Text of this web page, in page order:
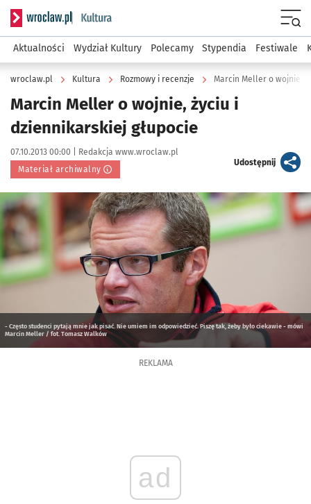
Serwis informacyjny wroclaw.pl podserwis: Kultura
Aktualności Wydział Kultury Polecamy Stypendia Festiwale
wroclaw.pl Kultura Rozmowy i recenzje Marcin Meller o wojnie,
Marcin Meller o wojnie, życiu i
dziennikarskiej głupocie
Data publikacji:
07.10.2013 00:00 | Autor:
Redakcja www.wroclaw.pl
Materiał archiwalny
Udostępnijartykuł
Kliknij, aby powiększyć
- Często studenci pytają mnie jak pisać. Nie umiem im odpowiedzieć. Piszę tak, żeby było ciekawie - mówi
Marcin Meller / fot. Tomasz Walków
REKLAMA
ad